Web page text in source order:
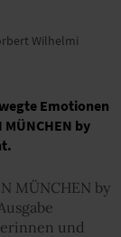
Wilhelmi
Emotionen
by
MÜNCHEN by
und